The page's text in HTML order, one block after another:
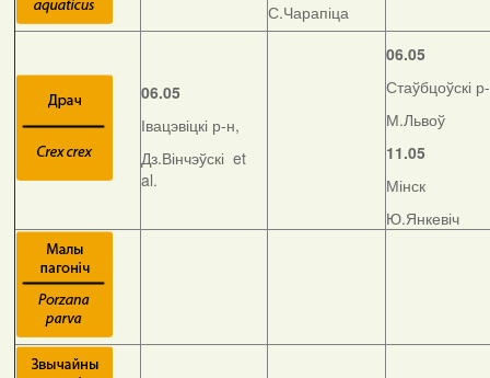
С.Чарапіца
06.05
Івацэвіцкі р-н,
Дз.Вінчэўскі et
al.
06.05
Стаўбцоўскі
М.Львоў
11.05
Мінск
Ю.Янкевіч